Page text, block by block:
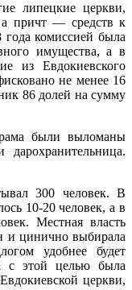
липецкие церкви,
а причт — средств к
комиссией была
имущества, а в
из Евдокиевского
не менее 16
86 долей на сумму
были выломаны
300 человек. В
10-20 человек, а в
Местная власть
и цинично выбирала
удобнее будет
с этой целью была
церкви,